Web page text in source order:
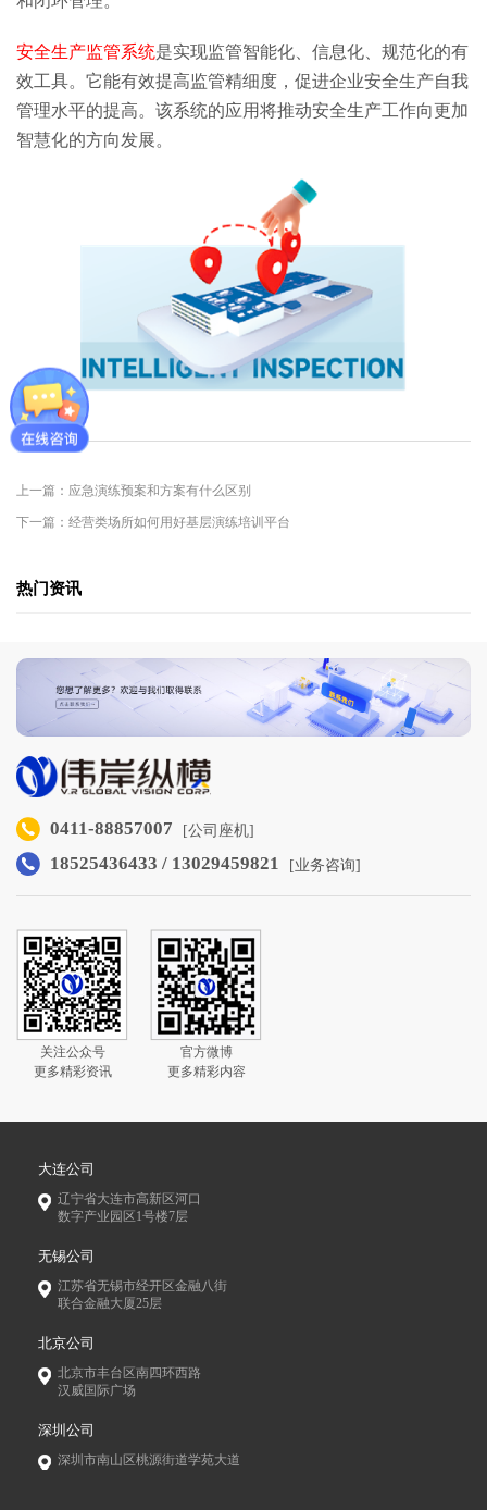
安全生产监管系统是实现监管智能化、信息化、规范化的有
效工具。它能有效提高监管精细度，促进企业安全生产自我
管理水平的提高。该系统的应用将推动安全生产工作向更加
智慧化的方向发展。
上一篇：应急演练预案和方案有什么区别
下一篇：经营类场所如何用好基层演练培训平台
热门资讯
0411-88857007 [公司座机]
18525436433 / 13029459821 [业务咨询]
关注公众号
更多精彩资讯
官方微博
更多精彩内容
大连公司
辽宁省大连市高新区河口
数字产业园区1号楼7层
无锡公司
江苏省无锡市经开区金融八街
联合金融大厦25层
北京公司
北京市丰台区南四环西路
汉威国际广场
深圳公司
深圳市南山区桃源街道学苑大道